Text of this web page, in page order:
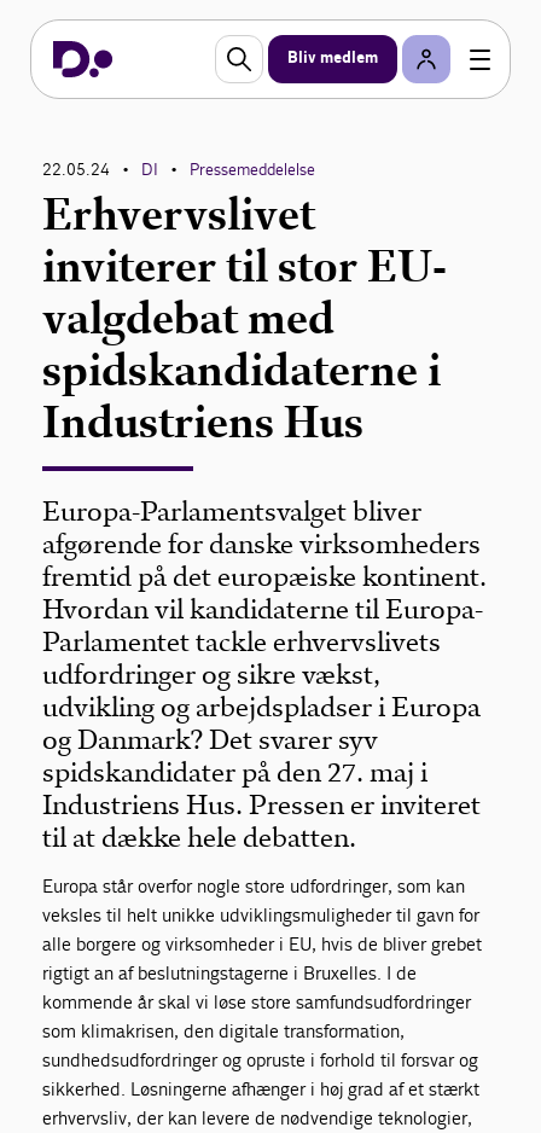
Bliv medlem
22.05.24 • DI • Pressemeddelelse
Erhvervslivet
inviterer til stor EU-
valgdebat med
spidskandidaterne i
Industriens Hus
Europa-Parlamentsvalget bliver
afgørende for danske virksomheders
fremtid på det europæiske kontinent.
Hvordan vil kandidaterne til Europa-
Parlamentet tackle erhvervslivets
udfordringer og sikre vækst,
udvikling og arbejdspladser i Europa
og Danmark? Det svarer syv
spidskandidater på den 27. maj i
Industriens Hus. Pressen er inviteret
til at dække hele debatten.
Europa står overfor nogle store udfordringer, som kan
veksles til helt unikke udviklingsmuligheder til gavn for
alle borgere og virksomheder i EU, hvis de bliver grebet
rigtigt an af beslutningstagerne i Bruxelles. I de
kommende år skal vi løse store samfundsudfordringer
som klimakrisen, den digitale transformation,
sundhedsudfordringer og opruste i forhold til forsvar og
sikkerhed. Løsningerne afhænger i høj grad af et stærkt
erhvervsliv, der kan levere de nødvendige teknologier,